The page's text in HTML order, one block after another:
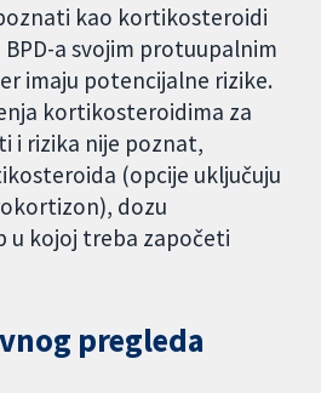
kao kortikosteroidi
a svojim protuupalnim
imaju potencijalne rizike.
kortikosteroidima za
i rizika nije poznat,
(opcije uključuju
dozu
u kojoj treba započeti
pregleda